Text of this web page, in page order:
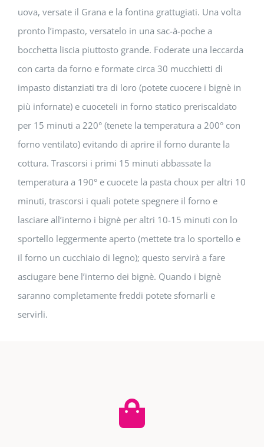
uova, versate il Grana e la fontina grattugiati. Una volta
pronto l’impasto, versatelo in una sac-à-poche a
bocchetta liscia piuttosto grande. Foderate una leccarda
con carta da forno e formate circa 30 mucchietti di
impasto distanziati tra di loro (potete cuocere i bignè in
più infornate) e cuoceteli in forno statico preriscaldato
per 15 minuti a 220° (tenete la temperatura a 200° con
forno ventilato) evitando di aprire il forno durante la
cottura. Trascorsi i primi 15 minuti abbassate la
temperatura a 190° e cuocete la pasta choux per altri 10
minuti, trascorsi i quali potete spegnere il forno e
lasciare all’interno i bignè per altri 10-15 minuti con lo
sportello leggermente aperto (mettete tra lo sportello e
il forno un cucchiaio di legno); questo servirà a fare
asciugare bene l’interno dei bignè. Quando i bignè
saranno completamente freddi potete sfornarli e
servirli.